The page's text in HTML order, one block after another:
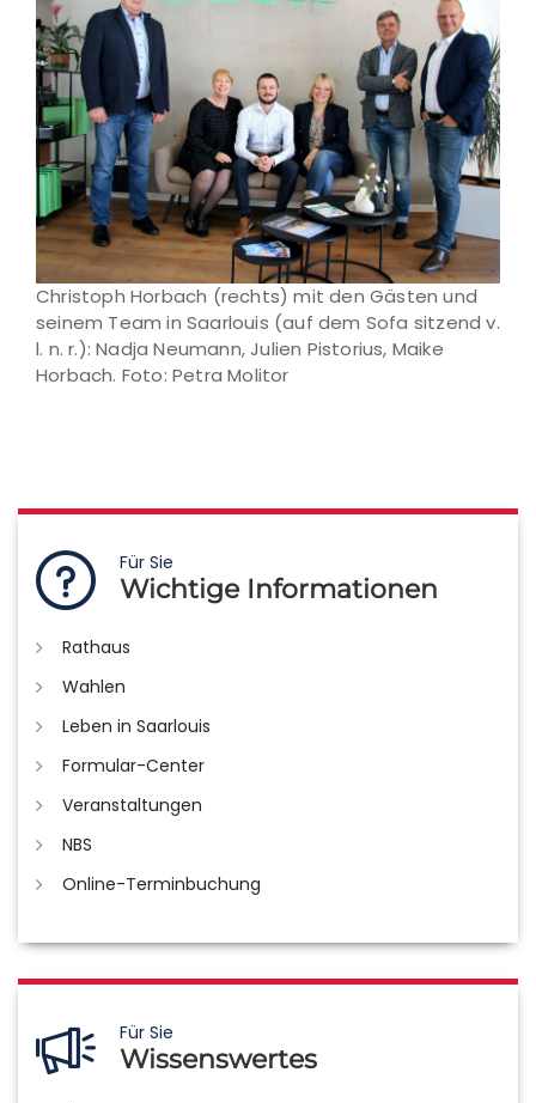
Christoph Horbach (rechts) mit den Gästen und
seinem Team in Saarlouis (auf dem Sofa sitzend v.
l. n. r.): Nadja Neumann, Julien Pistorius, Maike
Horbach. Foto: Petra Molitor
Für Sie
Wichtige Informationen
Rathaus
Wahlen
Leben in Saarlouis
Formular-Center
Veranstaltungen
NBS
Online-Terminbuchung
Für Sie
Wissenswertes